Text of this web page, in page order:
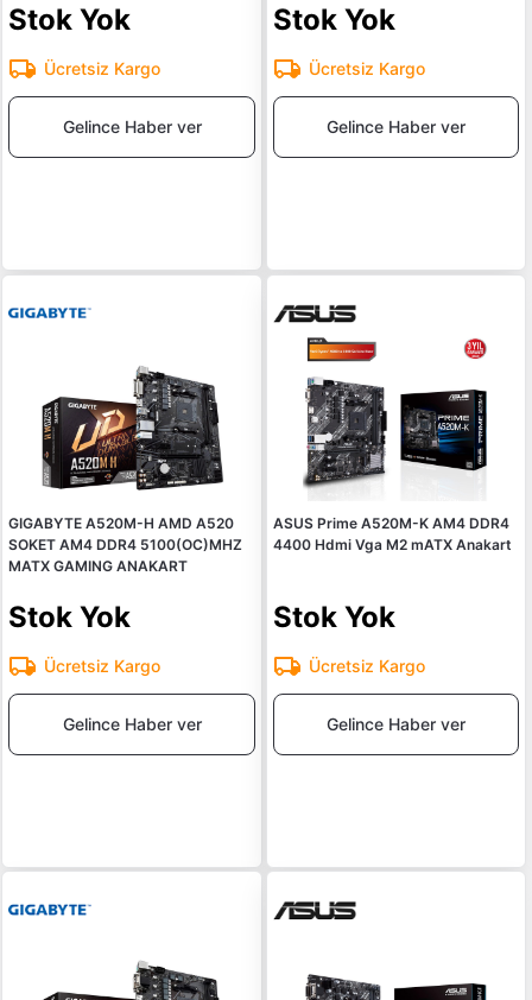
Stok Yok
Ücretsiz Kargo
Gelince Haber ver
Stok Yok
Ücretsiz Kargo
Gelince Haber ver
GIGABYTE A520M-H AMD A520
SOKET AM4 DDR4 5100(OC)MHZ
MATX GAMING ANAKART
Stok Yok
Ücretsiz Kargo
Gelince Haber ver
ASUS Prime A520M-K AM4 DDR4
4400 Hdmi Vga M2 mATX Anakart
Stok Yok
Ücretsiz Kargo
Gelince Haber ver